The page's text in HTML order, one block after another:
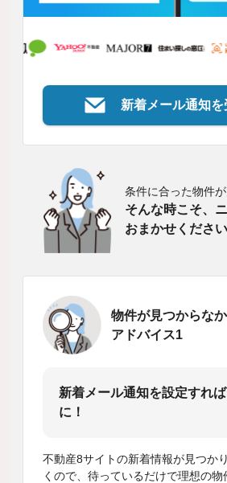
新着メール通知を
条件に合った物件
そんな時こそ、
おまかせください
物件が見つからな
アドバイス1
新着メール通知を設定すれ
に！
不動産8サイトの新着情報が見つか
くので、待っているだけで理想の